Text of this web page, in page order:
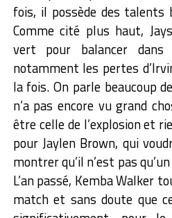
fois, il possède des talents
Comme cité plus haut,
vert pour balancer
notamment les pertes
la fois. On parle beaucoup
n’a pas encore vu grand
être celle de l’explosion et
pour Jaylen Brown, qui
montrer qu’il n’est pas
L’an passé, Kemba Walker
match et sans doute que